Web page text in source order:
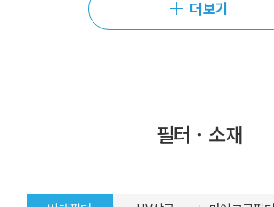
더보기
필터ㆍ소재